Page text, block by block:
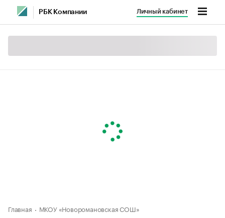
РБК Компании Личный кабинет
Главная МКОУ «Новоромановская СОШ»